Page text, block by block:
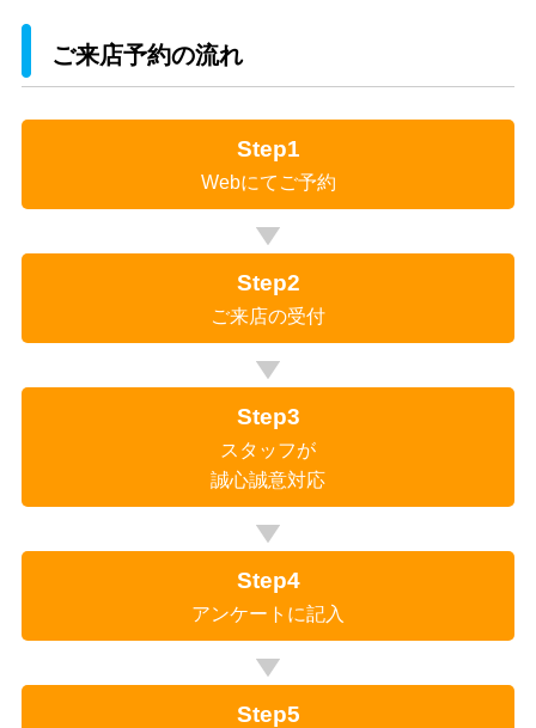
ご来店予約の流れ
Step1
Webにてご予約
Step2
ご来店の受付
Step3
スタッフが
誠心誠意対応
Step4
アンケートに記入
Step5